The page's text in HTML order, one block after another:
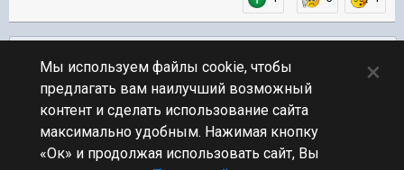
ПЕРЕЙТИ К СПИСКУ ТЕМ
Блогеры
Мы используем файлы cookie, чтобы
предлагать вам наилучший возможный
контент и сделать использование сайта
максимально удобным. Нажимая кнопку
«Ок» и продолжая использовать сайт, Вы
×